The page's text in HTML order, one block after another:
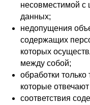
несовместимой с
данных;
недопущения
содержащих
которых
между собой;
обработки
которые
соответствия